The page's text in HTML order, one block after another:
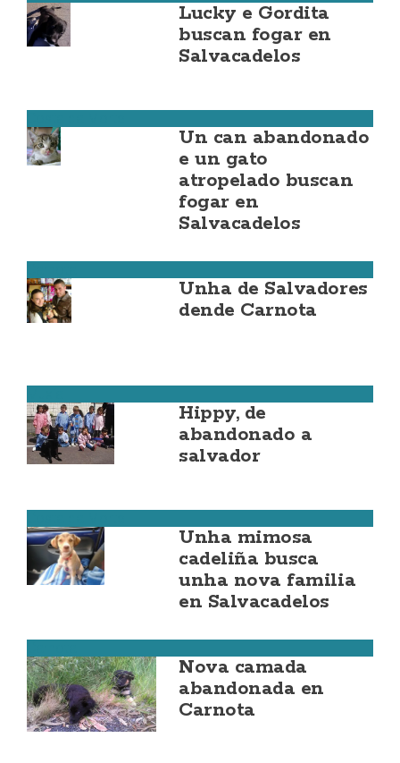
Lucky e Gordita
buscan fogar en
Salvacadelos
Un can abandonado
e un gato
atropelado buscan
fogar en
Salvacadelos
Unha de Salvadores
dende Carnota
Hippy, de
abandonado a
salvador
Unha mimosa
cadeliña busca
unha nova familia
en Salvacadelos
Nova camada
abandonada en
Carnota